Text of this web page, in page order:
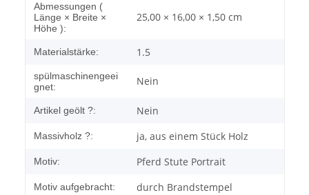
Abmessungen (
Länge × Breite ×
Höhe ):
25,00 × 16,00 × 1,50 cm
Materialstärke: 1.5
spülmaschinengeei
gnet:
Nein
Artikel geölt ?: Nein
Massivholz ?: ja, aus einem Stück Holz
Motiv: Pferd Stute Portrait
Motiv aufgebracht: durch Brandstempel